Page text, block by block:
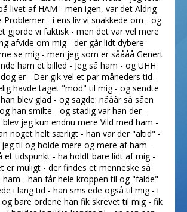
livet af HAM - men igen, var det Aldrig
Problemer - i ens liv vi snakkede om - og
gjorde vi faktisk - men det var vel mere
afvide om mig - der går lidt dybere -
se mig - men jeg som er såååå Genert
ham et billed - Jeg så ham - og UHH
er - Der gik vel et par måneders tid -
havde taget "mod" til mig - og sendte
blev glad - og sagde: nååår så såen
han smilte - og stadig var han der -
blev jeg kun endnu mere Vild med ham -
noget helt særligt - han var der "altid" -
til og holde mere og mere af ham -
et tidspunkt - ha holdt bare lidt af mig -
er muligt - der findes et menneske så
- han får hele kroppen til og "falde"
i lang tid - han sms'ede også til mig - i
bare ordene han fik skrevet til mig - fik